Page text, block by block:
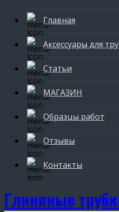
Главная
Аксессуары для
Статьи
МАГАЗИН
Образцы работ
Отзывы
Контакты
Глиняные